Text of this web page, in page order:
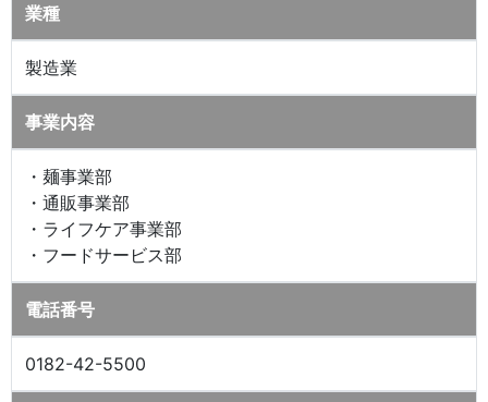
業種
製造業
事業内容
・麺事業部
・通販事業部
・ライフケア事業部
・フードサービス部
電話番号
0182-42-5500